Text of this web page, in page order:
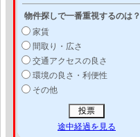
物件探しで一番重視するのは？
家賃
間取り・広さ
交通アクセスの良さ
環境の良さ・利便性
その他
途中経過を見る